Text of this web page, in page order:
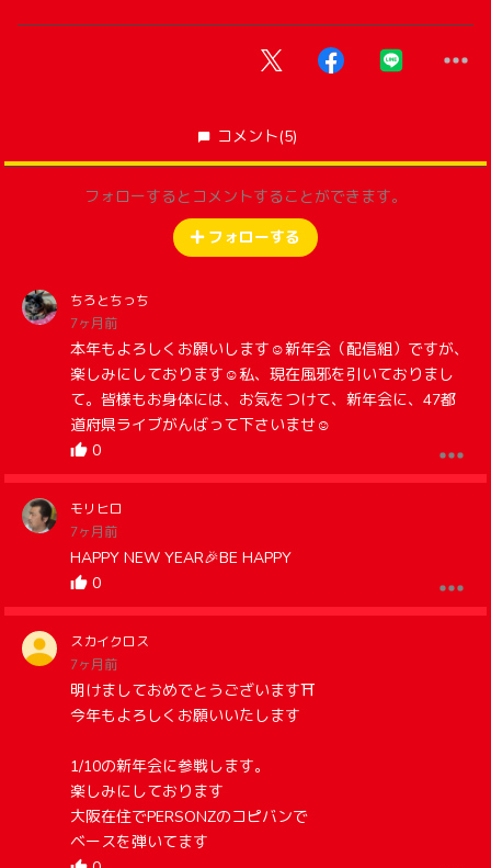
コメント(5)
フォローするとコメントすることができます。
フォローする
ちろとちっち
7ヶ月前
本年もよろしくお願いします☺新年会（配信組）ですが、
楽しみにしております☺私、現在風邪を引いておりまし
て。皆様もお身体には、お気をつけて、新年会に、47都
道府県ライブがんばって下さいませ☺
0
モリヒロ
7ヶ月前
HAPPY NEW YEAR🎉BE HAPPY
0
スカイクロス
7ヶ月前
明けましておめでとうございます⛩
今年もよろしくお願いいたします
1/10の新年会に参戦します。
楽しみにしております
大阪在住でPERSONZのコピバンで
ベースを弾いてます